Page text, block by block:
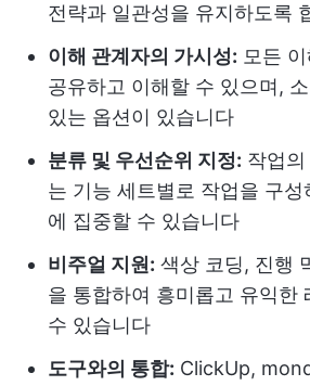
전략과 일관성을 유지하도록
이해 관계자의 가시성: 모든
공유하고 이해할 수 있으며,
있는 옵션이 있습니다
분류 및 우선순위 지정: 작업
는 기능 세트별로 작업을 구
에 집중할 수 있습니다
비주얼 지원: 색상 코딩, 진행
을 통합하여 흥미롭고 유익한
수 있습니다
도구와의 통합: ClickUp,